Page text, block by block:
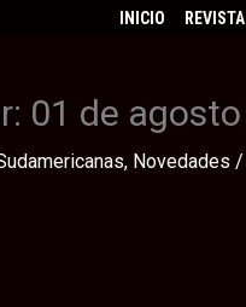
INICIO REVISTA
01 de
, Novedades /